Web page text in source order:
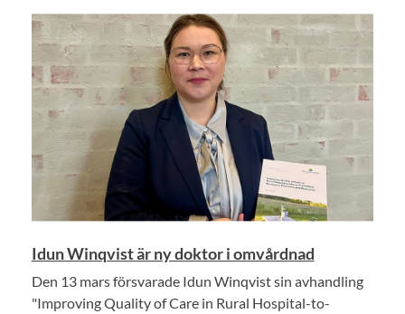
Idun Winqvist är ny doktor i omvårdnad
Den 13 mars försvarade Idun Winqvist sin avhandling
"Improving Quality of Care in Rural Hospital-to-